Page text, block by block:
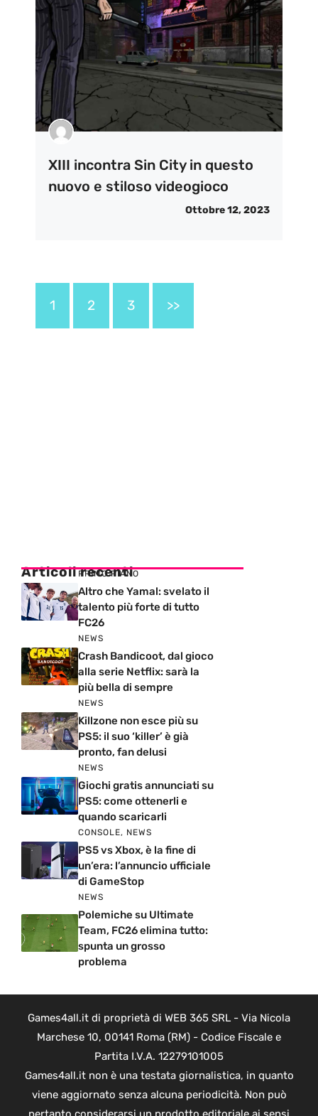
XIII incontra Sin City in questo
nuovo e stiloso videogioco
Ottobre 12, 2023
1 2 3 >>
Articoli recenti
PRIMO PIANO
Altro che Yamal: svelato il
talento più forte di tutto
FC26
NEWS
Crash Bandicoot, dal gioco
alla serie Netflix: sarà la
più bella di sempre
NEWS
Killzone non esce più su
PS5: il suo ‘killer’ è già
pronto, fan delusi
NEWS
Giochi gratis annunciati su
PS5: come ottenerli e
quando scaricarli
CONSOLE, NEWS
PS5 vs Xbox, è la fine di
un’era: l’annuncio ufficiale
di GameStop
NEWS
Polemiche su Ultimate
Team, FC26 elimina tutto:
spunta un grosso
problema
Games4all.it di proprietà di WEB 365 SRL - Via Nicola
Marchese 10, 00141 Roma (RM) - Codice Fiscale e
Partita I.V.A. 12279101005
Games4all.it non è una testata giornalistica, in quanto
viene aggiornato senza alcuna periodicità. Non può